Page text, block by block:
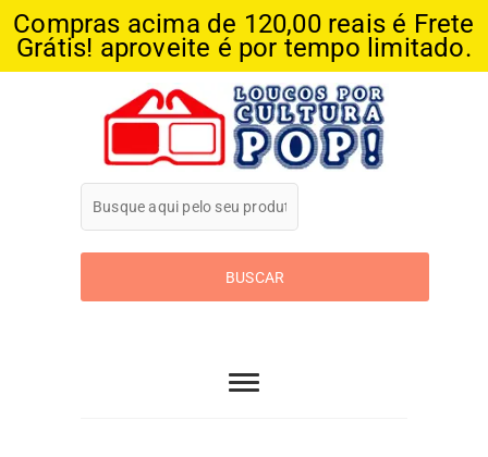
Compras acima de 120,00 reais é Frete
Grátis! aproveite é por tempo limitado.
Loucos Por
Cultura Pop